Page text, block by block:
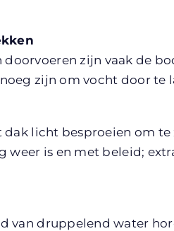
zijn vaak de
zijn om vocht door te
licht besproeien om
is en met beleid;
van druppelend water